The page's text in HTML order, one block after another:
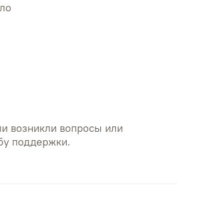
возникли вопросы или
поддержки.